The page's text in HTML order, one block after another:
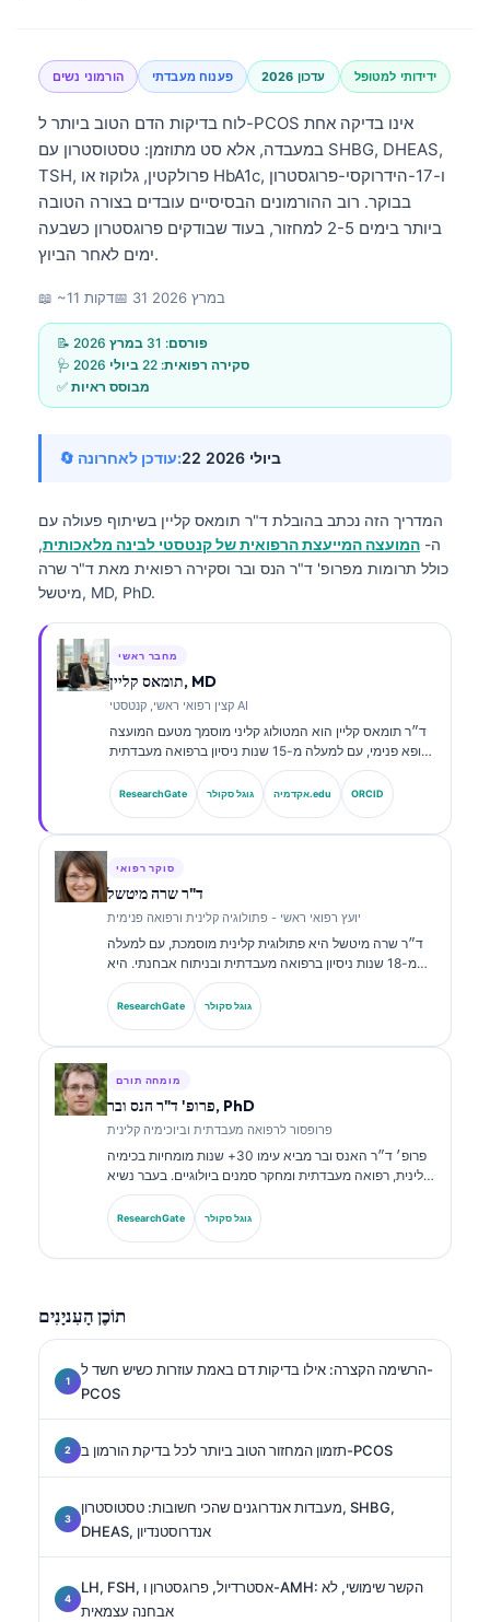
הורמוני נשים פענוח מעבדתי עדכון 2026 ידידותי למטופל
לוח בדיקות הדם הטוב ביותר ל-PCOS אינו בדיקה אחת
במעבדה, אלא סט מתוזמן: טסטוסטרון עם SHBG, DHEAS,
TSH, פרולקטין, גלוקוז או HbA1c, ו-17-הידרוקסי-פרוגסטרון
בבוקר. רוב ההורמונים הבסיסיים עובדים בצורה הטובה
ביותר בימים 2-5 למחזור, בעוד שבודקים פרוגסטרון כשבעה
ימים לאחר הביוץ.
📖 ~11 דקות📅 31 במרץ 2026
📝 פורסם: 31 במרץ 2026
🩺 סקירה רפואית: 22 ביולי 2026
✅ מבוסס ראיות
🔄 עודכן לאחרונה: 22 ביולי 2026
המדריך הזה נכתב בהובלת ד"ר תומאס קליין בשיתוף פעולה עם
ה- המועצה המייעצת הרפואית של קנטסטי לבינה מלאכותית,
כולל תרומות מפרופ' ד"ר הנס ובר וסקירה רפואית מאת ד"ר שרה
מיטשל, MD, PhD.
מחבר ראשי
תומאס קליין, MD
קצין רפואי ראשי, קנטסטי AI
ד״ר תומאס קליין הוא המטולוג קליני מוסמך מטעם המועצה
ורופא פנימי, עם למעלה מ-15 שנות ניסיון ברפואה מעבדתית
ובניתוח קליני בסיוע בינה מלאכותית. כמנהל הרפואה הראשי
ב-Kantesti AI, הוא מספק פיקוח קליני על הדיוק הרפואי של
רשת הנוירונים הקניינית. ד״ר קליין פרסם רבות בנושאי
ResearchGate גוגל סקולר אקדמיה.edu ORCID
סוקר רפואי
ד"ר שרה מיטשל
יועץ רפואי ראשי - פתולוגיה קלינית ורפואה פנימית
ד״ר שרה מיטשל היא פתולוגית קלינית מוסמכת, עם למעלה
מ-18 שנות ניסיון ברפואה מעבדתית ובניתוח אבחנתי. היא
מחזיקה בהסמכות התמחות בכימיה קלינית, ופרסמה רבות על
לוחות סמנים ביולוגיים וניתוח מעבדתי במסגרת פרקטיקה
ResearchGate גוגל סקולר
מומחה תורם
פרופ' ד"ר הנס ובר, PhD
פרופסור לרפואה מעבדתית וביוכימיה קלינית
פרופ׳ ד״ר האנס ובר מביא עימו 30+ שנות מומחיות בכימיה
קלינית, רפואה מעבדתית ומחקר סמנים ביולוגיים. בעבר נשיא
האגודה הגרמנית לכימיה קלינית, הוא מתמחה בניתוח לוחות
אבחנתיים, בסטנדרטיזציה של סמנים ביולוגיים וברפואה
ResearchGate גוגל סקולר
תוֹכֶן הָעִניָנִים
הרשימה הקצרה: אילו בדיקות דם באמת עוזרות כשיש חשד ל-
PCOS
תזמון המחזור הטוב ביותר לכל בדיקת הורמון ב-PCOS
מעבדות אנדרוגנים שהכי חשובות: טסטוסטרון, SHBG,
DHEAS, אנדרוסטנדיון
LH, FSH, אסטרדיול, פרוגסטרון ו-AMH: הקשר שימושי, לא
אבחנה עצמאית